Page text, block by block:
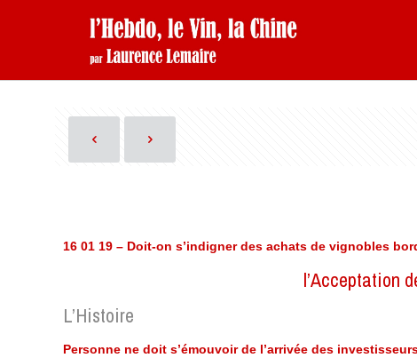
16 01 19 – Doit-on s’indigner des achats de vignobles
l’Acceptation
L’Histoire
Personne ne doit s’émouvoir de l’arrivée des